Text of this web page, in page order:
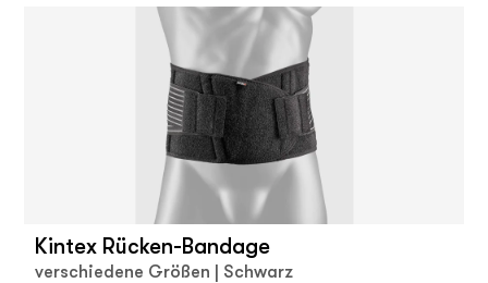
Kintex Rücken-Bandage
verschiedene Größen | Schwarz